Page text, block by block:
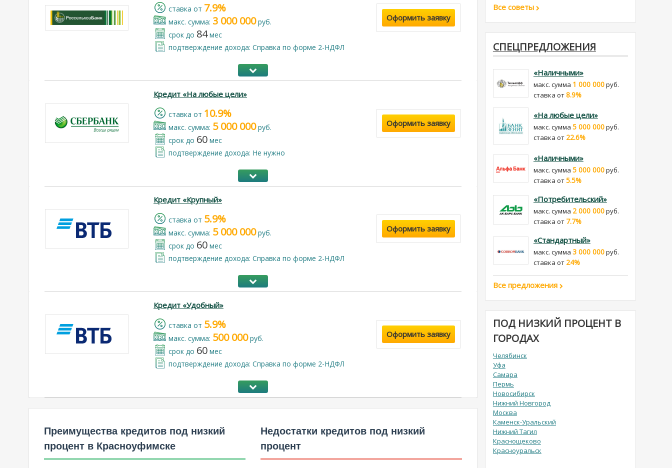
cтавка от 7.9%
макс. сумма: 3 000 000руб.
срок до 84мес
подтверждение дохода: Справка по форме 2-НДФЛ
Оформить заявку
Кредит «На любые цели»
cтавка от 10.9%
макс. сумма: 5 000 000руб.
срок до 60 мес
подтверждение дохода: Не нужно
Оформить заявку
Кредит «Крупный»
cтавка от 5.9%
макс. сумма: 5 000 000руб.
срок до 60 мес
подтверждение дохода: Справка по форме 2-НДФЛ
Оформить заявку
Кредит «Удобный»
cтавка от 5.9%
макс. сумма: 500 000руб.
срок до 60 мес
подтверждение дохода: Справка по форме 2-НДФЛ
Оформить заявку
Преимущества кредитов под низкий
процент в Красноуфимске
Недостатки кредитов под низкий
процент
Все советы
СПЕЦПРЕДЛОЖЕНИЯ
«Наличными»
макс. сумма 1 000 000руб.
cтавка от8.9%
«На любые цели»
макс. сумма 5 000 000руб.
cтавка от 22.6%
«Наличными»
макс. сумма 5 000 000руб.
cтавка от5.5%
«Потребительский»
макс. сумма 2 000 000руб.
cтавка от 7.7%
«Стандартный»
макс. сумма 3 000 000руб.
cтавка от 24%
Все предложения
ПОД НИЗКИЙ ПРОЦЕНТ В
ГОРОДАХ
Челябинск
Уфа
Самара
Пермь
Новосибирск
Нижний Новгород
Москва
Каменск-Уральский
Нижний Тагил
Краснощеково
Красноуральск